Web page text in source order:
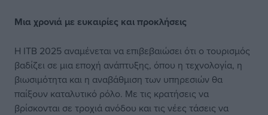
Μια χρονιά με ευκαιρίες και προκλήσεις
Η ITB 2025 αναμένεται να επιβεβαιώσει ότι ο τουρισμός
βαδίζει σε μια εποχή ανάπτυξης, όπου η τεχνολογία, η
βιωσιμότητα και η αναβάθμιση των υπηρεσιών θα
παίξουν καταλυτικό ρόλο. Με τις κρατήσεις να
βρίσκονται σε τροχιά ανόδου και τις νέες τάσεις να